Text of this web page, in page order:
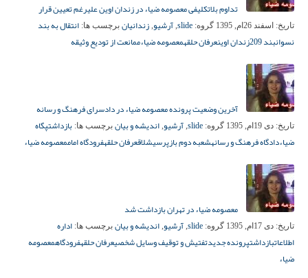
تداوم بلاتکلیفی معصومه ضیاء در زندان اوین علیرغم تعیین قرار
تاریخ: اسفند 26ام, 1395 گروه: slide
, آرشیو, زندانیان برچسب ها: انتقال به بند
نسوانبند 209 زندان اوینعرفان حلقهمعصومه ضیاءممانعت از تودیع وثیقه
آخرین وضعیت پرونده معصومه ضیاء در دادسرای فرهنگ و رسانه
تاریخ: دی 19ام, 1395 گروه: slide
, آرشیو, اندیشه و بیان برچسب ها: بازداشتپگاه
ضیاءدادگاه فرهنگ و رسانهشعبه دوم بازپرسیشلاقعرفان حلقهفرودگاه اماممعصومه ضیاء
معصومه ضیاء در تهران بازداشت شد
تاریخ: دی 17ام, 1395 گروه: slide
, آرشیو, اندیشه و بیان برچسب ها: اداره
اطلاعاتبازداشتپرونده جدیدتفتیش و توقیف وسایل شخصیعرفان حلقهفرودگاهمعصومه
ضیاء